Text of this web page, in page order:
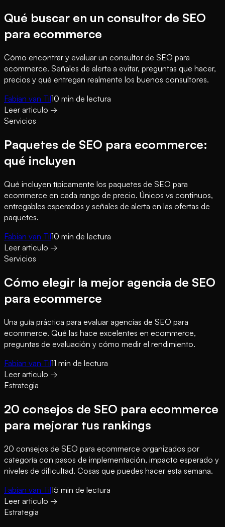
Qué buscar en un consultor de SEO
para ecommerce
Cómo encontrar y evaluar un consultor de SEO para
ecommerce. Señales de alerta a evitar, preguntas que hacer,
precios y qué entregan realmente los buenos consultores.
Fabian van Til10 min de lectura
Leer articulo →
Servicios
Paquetes de SEO para ecommerce:
qué incluyen
Qué incluyen típicamente los paquetes de SEO para
ecommerce en cada rango de precio. Únicos vs continuos,
entregables esperados y señales de alerta en las ofertas de
paquetes.
Fabian van Til10 min de lectura
Leer articulo →
Servicios
Cómo elegir la mejor agencia de SEO
para ecommerce
Una guía práctica para evaluar agencias de SEO para
ecommerce. Qué las hace excelentes en ecommerce,
preguntas de evaluación y cómo medir el rendimiento.
Fabian van Til11 min de lectura
Leer articulo →
Estrategia
20 consejos de SEO para ecommerce
para mejorar tus rankings
20 consejos de SEO para ecommerce organizados por
categoría con pasos de implementación, impacto esperado y
niveles de dificultad. Cosas que puedes hacer esta semana.
Fabian van Til15 min de lectura
Leer articulo →
Estrategia